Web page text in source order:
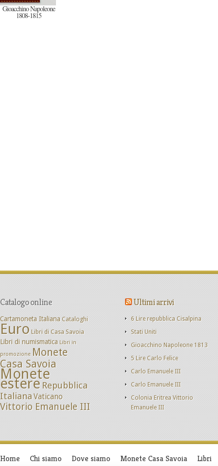
Gioacchino Napoleone
1808-1815
Catalogo online
Cartamoneta Italiana Cataloghi
Euro Libri di Casa Savoia
Libri di numismatica Libri in
promozione Monete
Casa Savoia
Monete
estere Repubblica
ItalianaVaticano
Vittorio Emanuele III
Ultimi arrivi
6 Lire repubblica Cisalpina
Stati Uniti
Gioacchino Napoleone 1813
5 Lire Carlo Felice
Carlo Emanuele III
Carlo Emanuele III
Colonia Eritrea Vittorio
Emanuele III
Home Chi siamo Dove siamo Monete Casa Savoia Libri